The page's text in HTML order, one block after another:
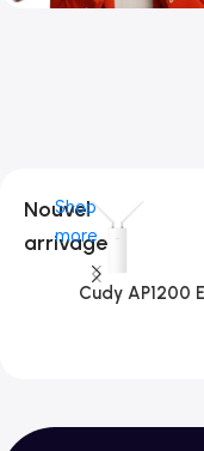
Nouvel
arrivage
Shop
more
Cudy AP1200